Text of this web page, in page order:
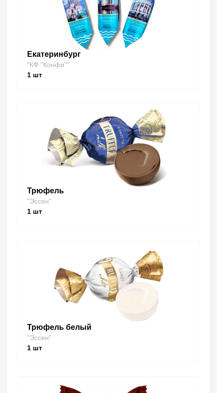
Екатеринбург
"КФ "Конфи""
1 шт
Трюфель
"Эссен"
1 шт
Трюфель белый
"Эссен"
1 шт